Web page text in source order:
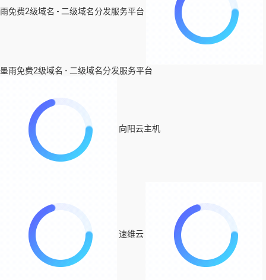
雨免费2级域名 - 二级域名分发服务平台
墨雨免费2级域名 - 二级域名分发服务平台
向阳云主机
速维云